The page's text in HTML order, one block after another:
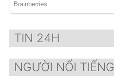
TIN 24H
NGƯỜI NỔI TIẾNG